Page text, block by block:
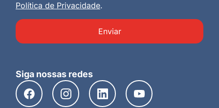
Política de Privacidade.
Enviar
Siga nossas redes